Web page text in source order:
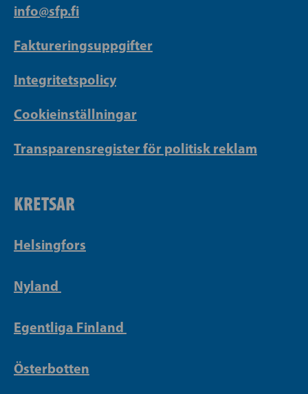
info@sfp.fi
Faktureringsuppgifter
Integritetspolicy
Cookieinställningar
Transparensregister för politisk reklam
KRETSAR
Helsingfors
Nyland
Egentliga Finland
Österbotten